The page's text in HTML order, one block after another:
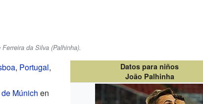
da Silva (Palhinha).
Datos para niños
João Palhinha
, Portugal,
Múnich en